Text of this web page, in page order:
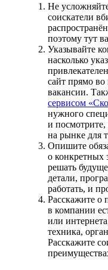
Не
соискатели
поэтому тут
Указывайте
насколько
сайт прямо во
вакансии.
сервисом
нужного
и
на рынке для
Опишите
о конкретных
решать
детали,
работать, и
Расскажите о
в компании
или
техника,
Расскажите